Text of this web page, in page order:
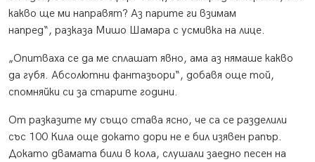
какво ще ми направят? Аз парите ги взимам
напред“, разказа Мишо Шамара с усмивка на лице.
„Опитваха се да ме сплашат явно, ама аз нямаше какво
да губя. Абсолютни фантазьори“, добавя още той,
спомняйки си за старите години.
От разказите му също става ясно, че са се разделили
със 100 Кила още докато дори не е бил изявен рапър.
Докато двамата били в кола, слушали заедно песен на